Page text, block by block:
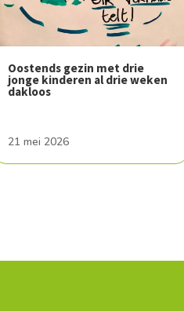
Oostends gezin met drie
jonge kinderen al drie weken
dakloos
21 mei 2026